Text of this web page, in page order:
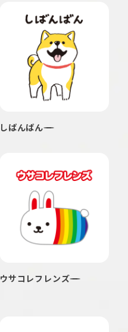
しばんばん
ウサコレフレンズ